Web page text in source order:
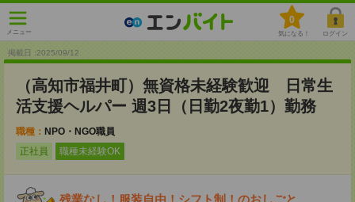
メニュー
0
気になる！ ログイン
掲載日 :2025/09/12
（高知市福井町）無資格未経験歓迎 日常生
活支援ヘルパー 週3日（日勤2夜勤1）勤務
職種： NPO・NGO職員
正社員
職種未経験OK
残業なし！服装自由！シフト制！のおしごと